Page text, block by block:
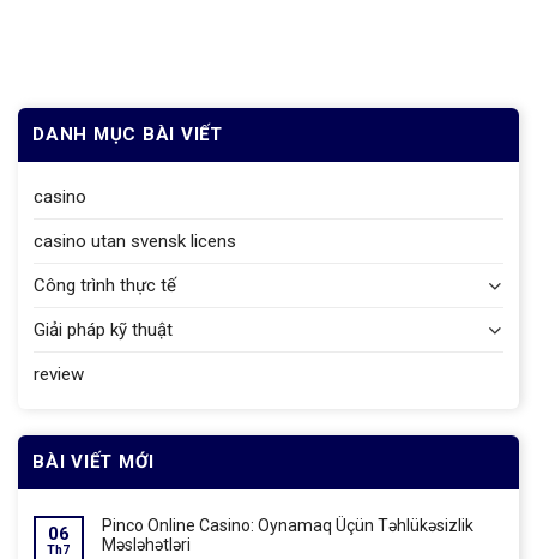
DANH MỤC BÀI VIẾT
casino
casino utan svensk licens
Công trình thực tế
Giải pháp kỹ thuật
review
BÀI VIẾT MỚI
06
Th7
Pinco Online Casino: Oynamaq Üçün Təhlükəsizlik
Məsləhətləri